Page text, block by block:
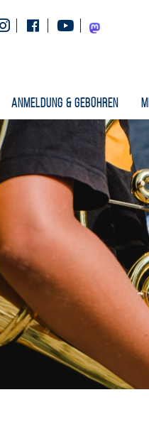
InstagramFacebookYoutubeMastodon
Anmeldung & Gebühren